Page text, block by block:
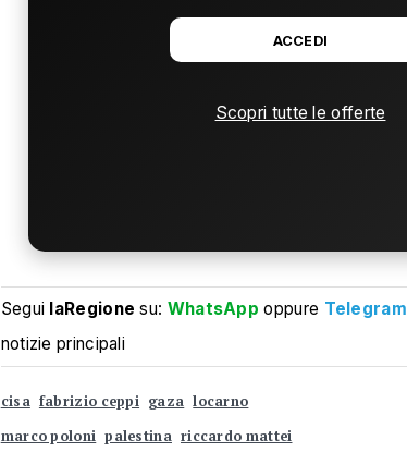
ACCEDI
Scopri tutte le offerte
Segui laRegione su: WhatsApp oppure Telegram
notizie principali
cisa fabrizio ceppi gaza locarno
marco poloni palestina riccardo mattei